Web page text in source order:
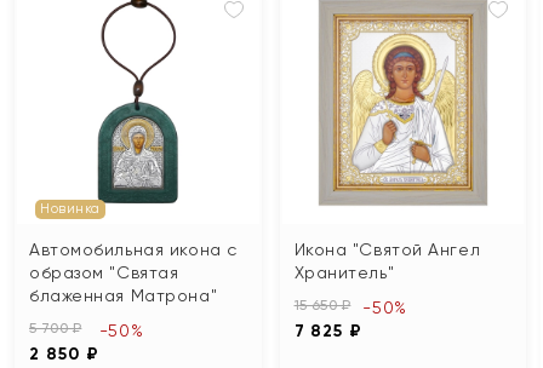
Новинка
Автомобильная икона с
образом "Святая
блаженная Матрона"
5 700 ₽
2 850 ₽
-50%
Икона "Святой Ангел
Хранитель"
15 650 ₽
7 825 ₽
-50%